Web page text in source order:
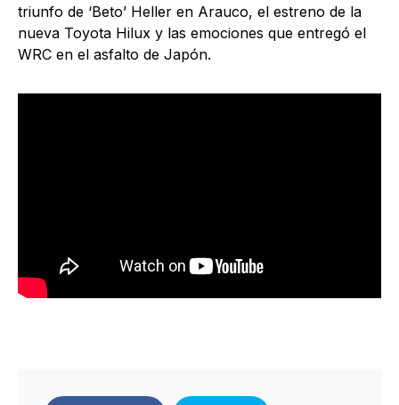
triunfo de ‘Beto’ Heller en Arauco, el estreno de la
nueva Toyota Hilux y las emociones que entregó el
WRC en el asfalto de Japón.